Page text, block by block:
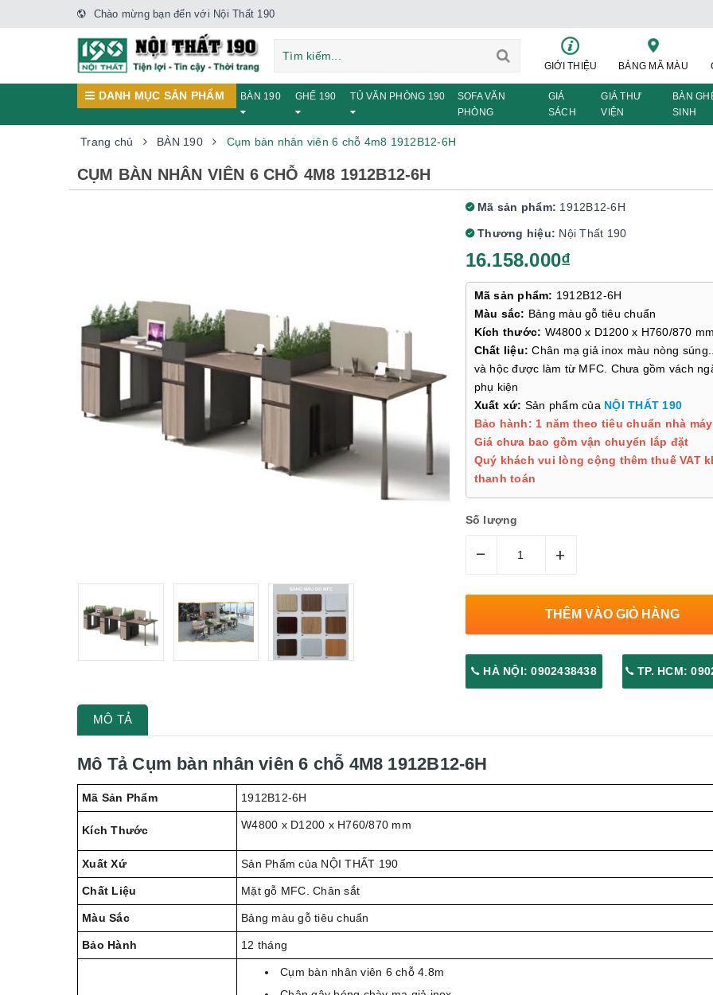
Chào mừng bạn đến với Nội Thất 190
GIỚI THIỆU BẢNG MÃ MÀU
DANH MỤC SẢN PHẨM BÀN 190 GHẾ 190 TỦ VĂN PHÒNG 190
SOFA VĂN
PHÒNG
GIÁ
SÁCH
GIÁ THƯ
VIỆN
BÀN
SINH
Trang chủ BÀN 190 Cụm bàn nhân viên 6 chỗ 4m8 1912B12-6H
CỤM BÀN NHÂN VIÊN 6 CHỖ 4M8 1912B12-6H
Mã sản phẩm: 1912B12-6H
Thương hiệu: Nội Thất 190
16.158.000₫
Mã sản phẩm: 1912B12-6H
Màu sắc: Bảng màu gỗ tiêu chuẩn
Kích thước: W4800 x D1200 x H760/870
Chất liệu: Chân mạ giả inox màu nòng
và hộc được làm từ MFC. Chưa gồm vách
phụ kiện
Xuất xứ: Sản phẩm của NỘI THẤT 190
Bảo hành: 1 năm theo tiêu chuẩn nhà máy
Giá chưa bao gồm vận chuyển lắp đặt
Quý khách vui lòng cộng thêm thuế VAT
thanh toán
Số lượng
– +
THÊM VÀO GIỎ HÀNG
HÀ NỘI: 0902438438 TP. HCM:
MÔ TẢ
Mô Tả Cụm bàn nhân viên 6 chỗ 4M8 1912B12-6H
Mã Sản Phẩm 1912B12-6H
Kích Thước W4800 x D1200 x H760/870 mm
Xuất Xứ Sản Phẩm của NỘI THẤT 190
Chất Liệu Mặt gỗ MFC. Chân sắt
Màu Sắc Bảng màu gỗ tiêu chuẩn
Bảo Hành 12 tháng
Cụm bàn nhân viên 6 chỗ 4.8m